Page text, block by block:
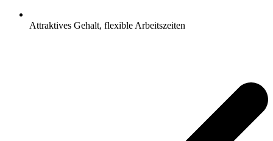
Attraktives Gehalt, flexible Arbeitszeiten